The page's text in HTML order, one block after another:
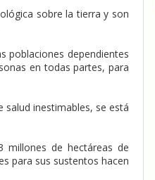
sobre la tierra y son
poblaciones dependientes
en todas partes, para
inestimables, se está
millones de hectáreas de
para sus sustentos hacen